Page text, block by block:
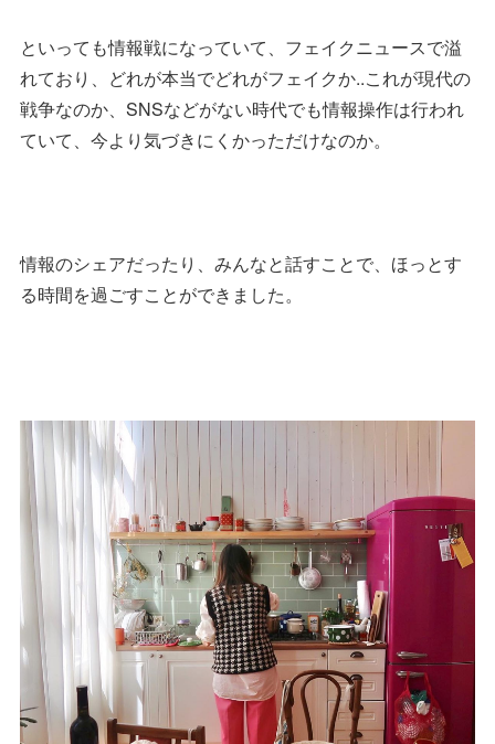
といっても情報戦になっていて、フェイクニュースで溢
れており、どれが本当でどれがフェイクか..これが現代の
戦争なのか、SNSなどがない時代でも情報操作は行われ
ていて、今より気づきにくかっただけなのか。
情報のシェアだったり、みんなと話すことで、ほっとす
る時間を過ごすことができました。